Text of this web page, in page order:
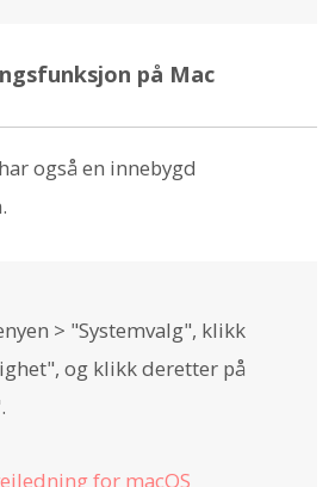
på Mac
også en innebygd
> "Systemvalg", klikk
og klikk deretter på
for macOS